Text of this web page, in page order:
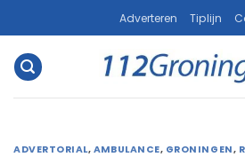
naar
inhoud
Adverteren Tiplijn
ADVERTORIAL, AMBULANCE, GRONINGEN,